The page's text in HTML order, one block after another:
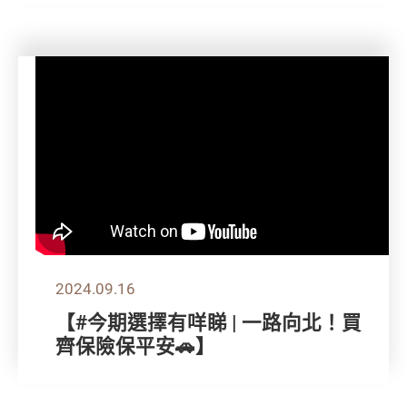
2024.09.16
【#今期選擇有咩睇 | 一路向北！買
齊保險保平安🚗】